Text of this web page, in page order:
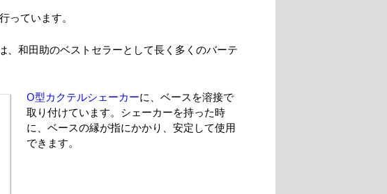
っています。
和田助のベストセラーとして長く多くのバーテ
O型カクテルシェーカーに、ベースを溶接で
取り付けています。シェーカーを持った時
に、ベースの縁が指にかかり、安定して使用
できます。